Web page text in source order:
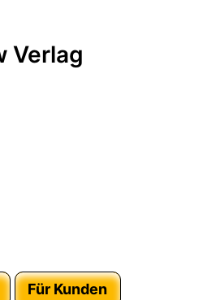
Verlag
Für Kunden